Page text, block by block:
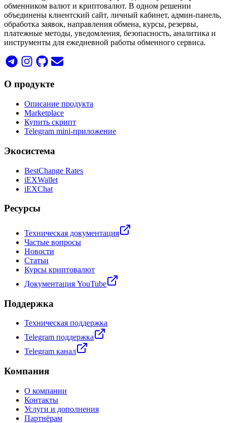
обменником валют и криптовалют. В одном решении
объединены клиентский сайт, личный кабинет, админ-панель,
обработка заявок, направления обмена, курсы, резервы,
платежные методы, уведомления, безопасность, аналитика и
инструменты для ежедневной работы обменного сервиса.
О продукте
Описание продукта
Marketplace
Купить скрипт
Telegram mini-приложение
Экосистема
BestChange Rates
iEXWallet
iEXChat
Ресурсы
Техническая документация
Частые вопросы
Новости
Статьи
Курсы криптовалют
Документация YouTube
Поддержка
Техническая поддержка
Telegram поддержка
Telegram канал
Компания
О компании
Контакты
Услуги и дополнения
Партнёрам